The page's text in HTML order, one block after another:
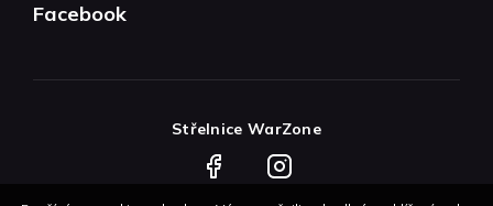
Facebook
Střelnice WarZone
FacebookInstagram